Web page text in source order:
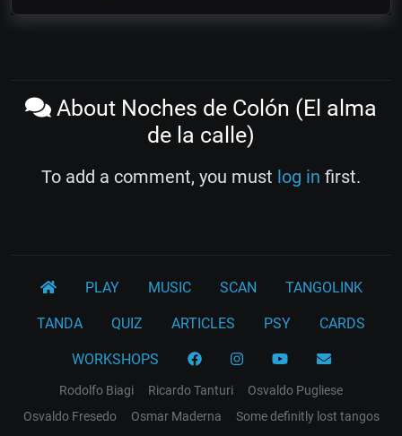
About Noches de Colón (El alma
de la calle)
To add a comment, you must log in first.
PLAY MUSIC SCAN TANGOLINK
TANDA QUIZ ARTICLES PSY CARDS
WORKSHOPS
Rodolfo Biagi Ricardo Tanturi
Osvaldo Pugliese
Osvaldo Fresedo
Osmar Maderna
Some definitly lost tangos